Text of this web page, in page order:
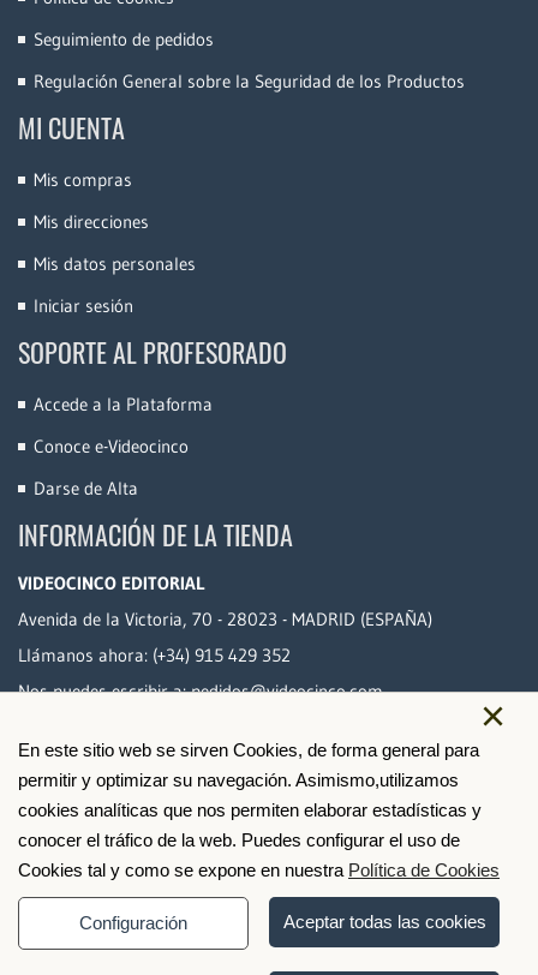
×
En este sitio web se sirven Cookies, de forma general para
permitir y optimizar su navegación. Asimismo,utilizamos
cookies analíticas que nos permiten elaborar estadísticas y
conocer el tráfico de la web. Puedes configurar el uso de
Cookies tal y como se expone en nuestra Política de Cookies
Configuración Aceptar todas las cookies
Seguimiento de pedidos
Regulación General sobre la Seguridad de los Productos
MI CUENTA
Mis compras
Mis direcciones
Mis datos personales
Iniciar sesión
SOPORTE AL PROFESORADO
Accede a la Plataforma
Conoce e-Videocinco
Darse de Alta
INFORMACIÓN DE LA TIENDA
VIDEOCINCO EDITORIAL
Avenida de la Victoria, 70 - 28023 - MADRID (ESPAÑA)
Llámanos ahora: (+34) 915 429 352
Nos puedes escribir a:pedidos@videocinco.com
PAGO SEGURO